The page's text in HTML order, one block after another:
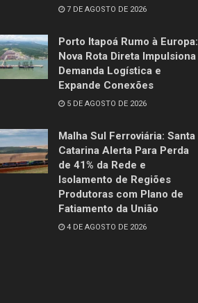
7 DE AGOSTO DE 2026
Porto Itapoá Rumo à Europa:
Nova Rota Direta Impulsiona
Demanda Logística e
Expande Conexões
5 DE AGOSTO DE 2026
Malha Sul Ferroviária: Santa
Catarina Alerta Para Perda
de 41% da Rede e
Isolamento de Regiões
Produtoras com Plano de
Fatiamento da União
4 DE AGOSTO DE 2026